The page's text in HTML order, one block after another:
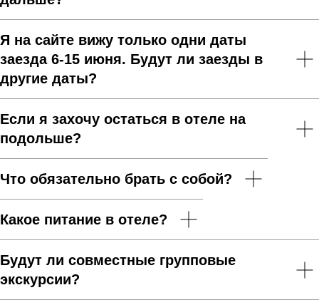
Я на сайте вижу только одни даты
заезда 6-15 июня. Будут ли заезды в
другие даты?
Если я захочу остаться в отеле на
подольше?
Что обязательно брать с собой?
Какое питание в отеле?
Будут ли совместные групповые
экскурсии?